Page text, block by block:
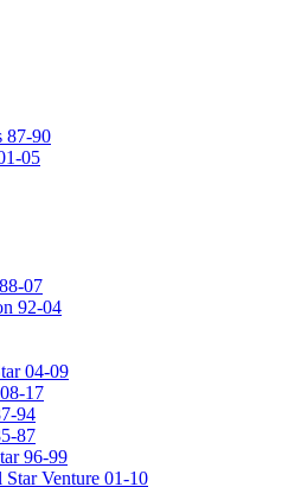
87-90
05
07
92-04
04-09
17
94
87
96-99
Venture 01-10